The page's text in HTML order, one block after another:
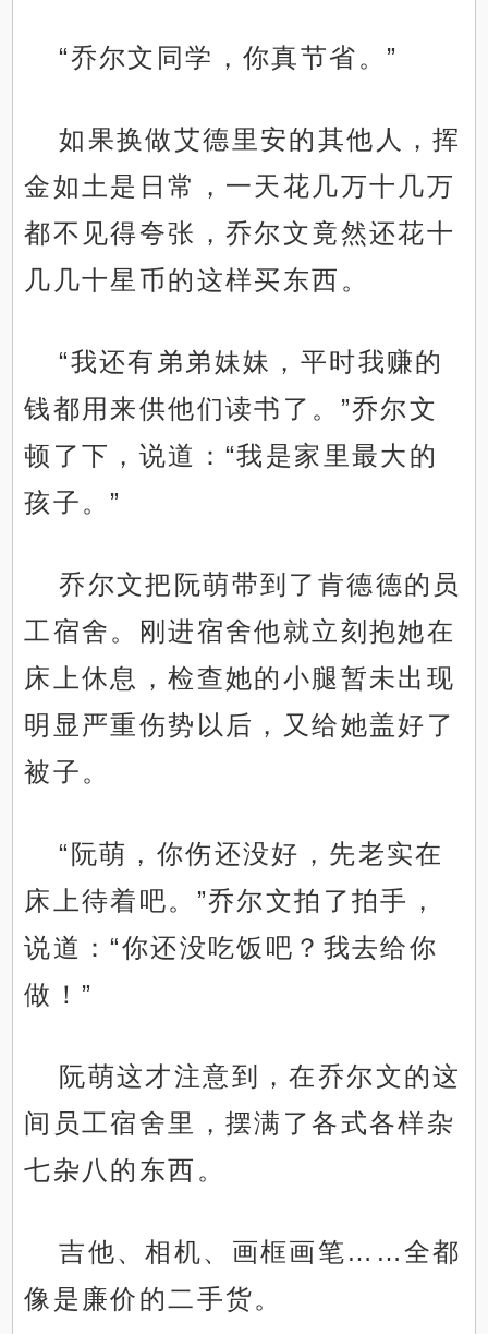
“乔尔文同学，你真节省。”
如果换做艾德里安的其他人，挥
金如土是日常，一天花几万十几万
都不见得夸张，乔尔文竟然还花十
几几十星币的这样买东西。
“我还有弟弟妹妹，平时我赚的
钱都用来供他们读书了。”乔尔文
顿了下，说道：“我是家里最大的
孩子。”
乔尔文把阮萌带到了肯德德的员
工宿舍。刚进宿舍他就立刻抱她在
床上休息，检查她的小腿暂未出现
明显严重伤势以后，又给她盖好了
被子。
“阮萌，你伤还没好，先老实在
床上待着吧。”乔尔文拍了拍手，
说道：“你还没吃饭吧？我去给你
做！”
阮萌这才注意到，在乔尔文的这
间员工宿舍里，摆满了各式各样杂
七杂八的东西。
吉他、相机、画框画笔……全都
像是廉价的二手货。